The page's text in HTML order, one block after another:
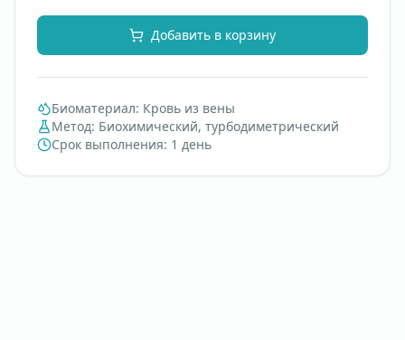
Добавить в корзину
Биоматериал: Кровь из вены
Метод: Биохимический, турбодиметрический
Срок выполнения: 1 день